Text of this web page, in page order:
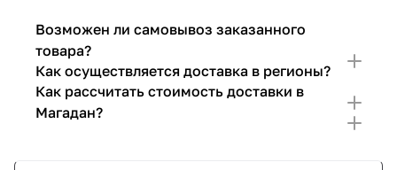
Возможен ли самовывоз заказанного
товара?
Как осуществляется доставка в регионы?
Как рассчитать стоимость доставки в
Магадан?